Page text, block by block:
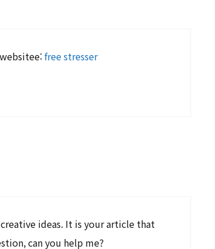
free stresser
ideas. It is your article that
can you help me?